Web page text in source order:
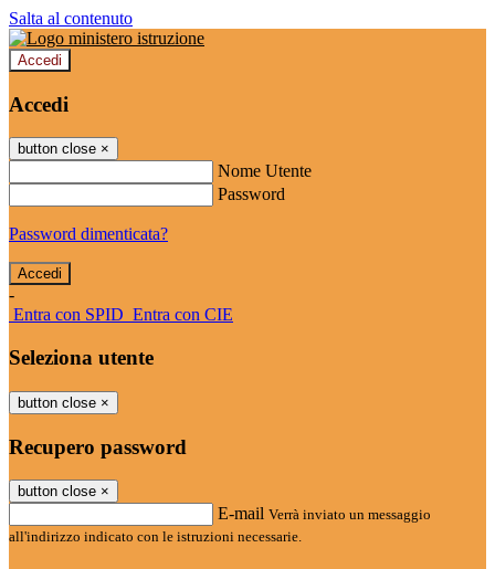
Salta al contenuto
Accedi
Accedi
button close ×
Nome Utente
Password
Password dimenticata?
-
Entra con SPID Entra con CIE
Seleziona utente
button close ×
Recupero password
button close ×
E-mail Verrà inviato un messaggio
all'indirizzo indicato con le istruzioni necessarie.